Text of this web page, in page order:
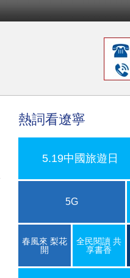
熱詞看遼寧
5.19中國旅遊日
5G
春風來 梨花
開
全民閱讀 共
享書香